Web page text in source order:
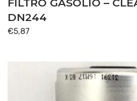
Separatore acqua con pompa
FILTRO GASOLIO –
DN244
€5,87